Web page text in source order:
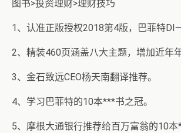
图书>投资理财>理财技巧
1、认准正版授权2018第4版，巴菲特DI
2、精装460页涵盖八大主题，增加近年
3、金石致远CEO杨天南翻译推荐。
4、学习巴菲特的10本***书之冠。
5、摩根大通银行推荐给百万富翁的10本